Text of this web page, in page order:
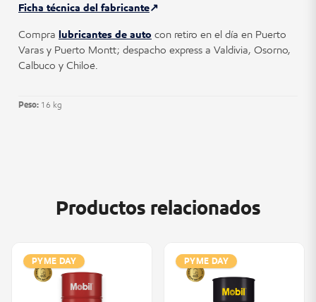
Ficha técnica del fabricante
Compra lubricantes de auto con retiro en el día en Puerto
Varas y Puerto Montt; despacho express a Valdivia, Osorno,
Calbuco y Chiloé.
Peso: 16 kg
Productos relacionados
PYME DAY PYME DAY